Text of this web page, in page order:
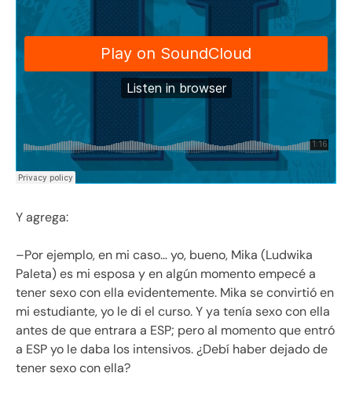
Y agrega:
–Por ejemplo, en mi caso… yo, bueno, Mika (Ludwika
Paleta) es mi esposa y en algún momento empecé a
tener sexo con ella evidentemente. Mika se convirtió en
mi estudiante, yo le di el curso. Y ya tenía sexo con ella
antes de que entrara a ESP; pero al momento que entró
a ESP yo le daba los intensivos. ¿Debí haber dejado de
tener sexo con ella?